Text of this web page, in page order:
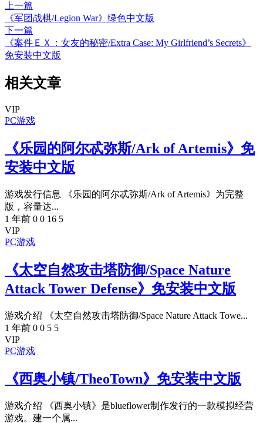
上一篇
《军团战棋/Legion War》绿色中文版
下一篇
《案件ＥＸ：女友的秘密/Extra Case: My Girlfriend’s Secrets》
免安装中文版
相关文章
VIP
PC游戏
《乐园的阿尔忒弥斯/Ark of Artemis》免
安装中文版
游戏发行信息 《乐园的阿尔忒弥斯/Ark of Artemis》为完整
版，容量达...
1 年前 0 0 16 5
VIP
PC游戏
《太空自然攻击塔防御/Space Nature
Attack Tower Defense》免安装中文版
游戏介绍 《太空自然攻击塔防御/Space Nature Attack Towe...
1 年前 0 0 5 5
VIP
PC游戏
《西奥小镇/TheoTown》免安装中文版
游戏介绍 《西奥小镇》是blueflower制作发行的一款模拟经营
游戏。建一个属...